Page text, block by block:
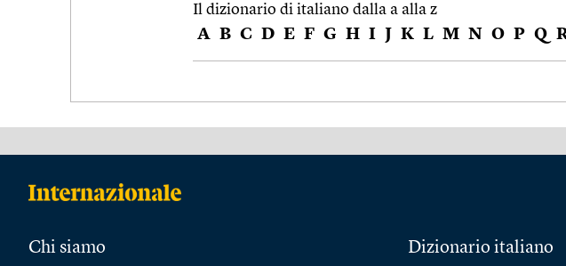
Il dizionario di italiano dalla a alla z
A B C D E F G H I J K L M N O P Q
Chi siamo Dizionario italiano